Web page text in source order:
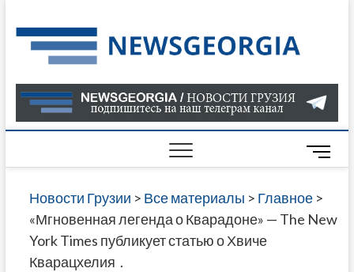
to
content
О
В
ГРУЗИИ
САЙТЕ
M
e
n
u
Новости Грузии > Все материалы > Главное>
«Мгновенная легенда о Кварадоне» — The New
York Times публикует статью о Хвиче
Кварацхелия .